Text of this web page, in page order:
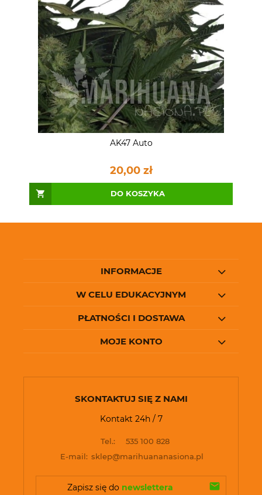
AK47 Auto
20,00 zł
DO KOSZYKA
INFORMACJE
W CELU EDUKACYJNYM
PŁATNOŚCI I DOSTAWA
MOJE KONTO
SKONTAKTUJ SIĘ Z NAMI
Kontakt 24h / 7
Tel.:
535 100 828
E-mail: sklep@marihuananasiona.pl
Zapisz się do newslettera